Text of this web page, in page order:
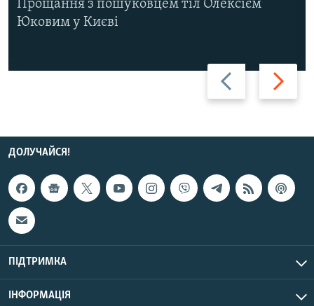
Назад Вперед
Прощання з пошуковцем тіл Олексієм
Юковим у Києві
ДОЛУЧАЙСЯ!
ПІДТРИМКА
ІНФОРМАЦІЯ